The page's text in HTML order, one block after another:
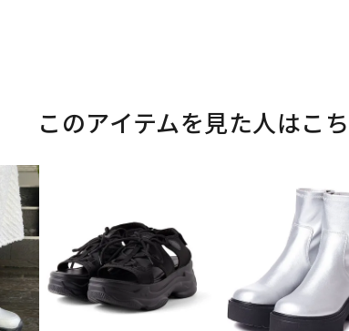
このアイテムを見た人はこ